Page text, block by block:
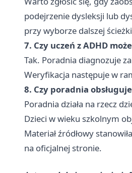
podejrzenie dysleksji lub
przy wyborze dalszej
7. Czy uczeń z ADHD
Tak. Poradnia diagnozuje
Weryfikacja następuje w
8. Czy poradnia
Poradnia działa na rzecz
Dzieci w wieku szkolnym
Materiał źródłowy
na oficjalnej stronie.